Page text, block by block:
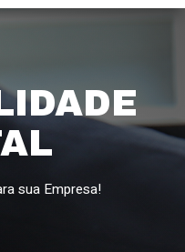
sua Empresa!